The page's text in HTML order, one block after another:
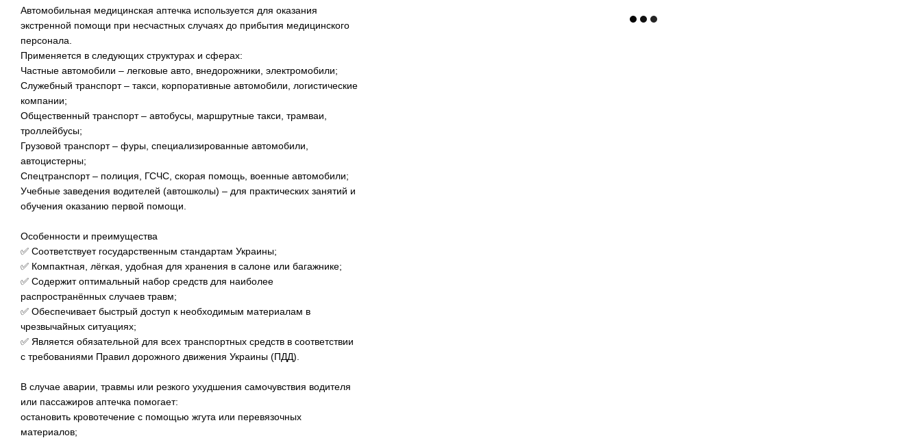
Автомобильная медицинская аптечка используется для оказания
экстренной помощи при несчастных случаях до прибытия медицинского
персонала.
Применяется в следующих структурах и сферах:
Частные автомобили – легковые авто, внедорожники, электромобили;
Служебный транспорт – такси, корпоративные автомобили, логистические
компании;
Общественный транспорт – автобусы, маршрутные такси, трамваи,
троллейбусы;
Грузовой транспорт – фуры, специализированные автомобили,
автоцистерны;
Спецтранспорт – полиция, ГСЧС, скорая помощь, военные автомобили;
Учебные заведения водителей (автошколы) – для практических занятий и
обучения оказанию первой помощи.
Особенности и преимущества
✅ Соответствует государственным стандартам Украины;
✅ Компактная, лёгкая, удобная для хранения в салоне или багажнике;
✅ Содержит оптимальный набор средств для наиболее
распространённых случаев травм;
✅ Обеспечивает быстрый доступ к необходимым материалам в
чрезвычайных ситуациях;
✅ Является обязательной для всех транспортных средств в соответствии
с требованиями Правил дорожного движения Украины (ПДД).
В случае аварии, травмы или резкого ухудшения самочувствия водителя
или пассажиров аптечка помогает:
остановить кровотечение с помощью жгута или перевязочных
материалов;